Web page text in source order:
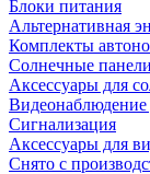
Блоки питания
Альтернативная
Комплекты
Солнечные панели
Аксессуары для
Видеонаблюдение
Сигнализация
Аксессуары для
Снято с